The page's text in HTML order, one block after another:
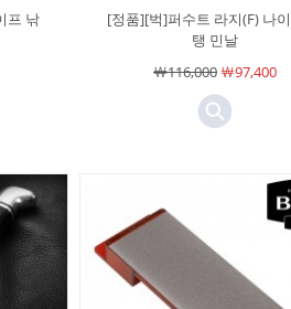
프 낚
[정품][벅]퍼수트 라지(F) 나
탱 민날
￦116,000￦97,400